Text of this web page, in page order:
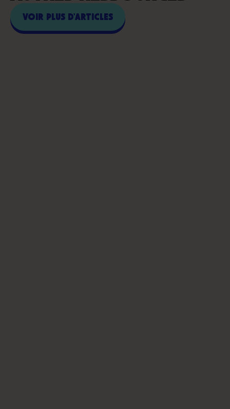
VOIR PLUS D'ARTICLES